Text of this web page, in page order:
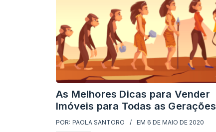
As Melhores Dicas para Vender
Imóveis para Todas as Gerações
POR: PAOLA SANTORO EM 6 DE MAIO DE 2020